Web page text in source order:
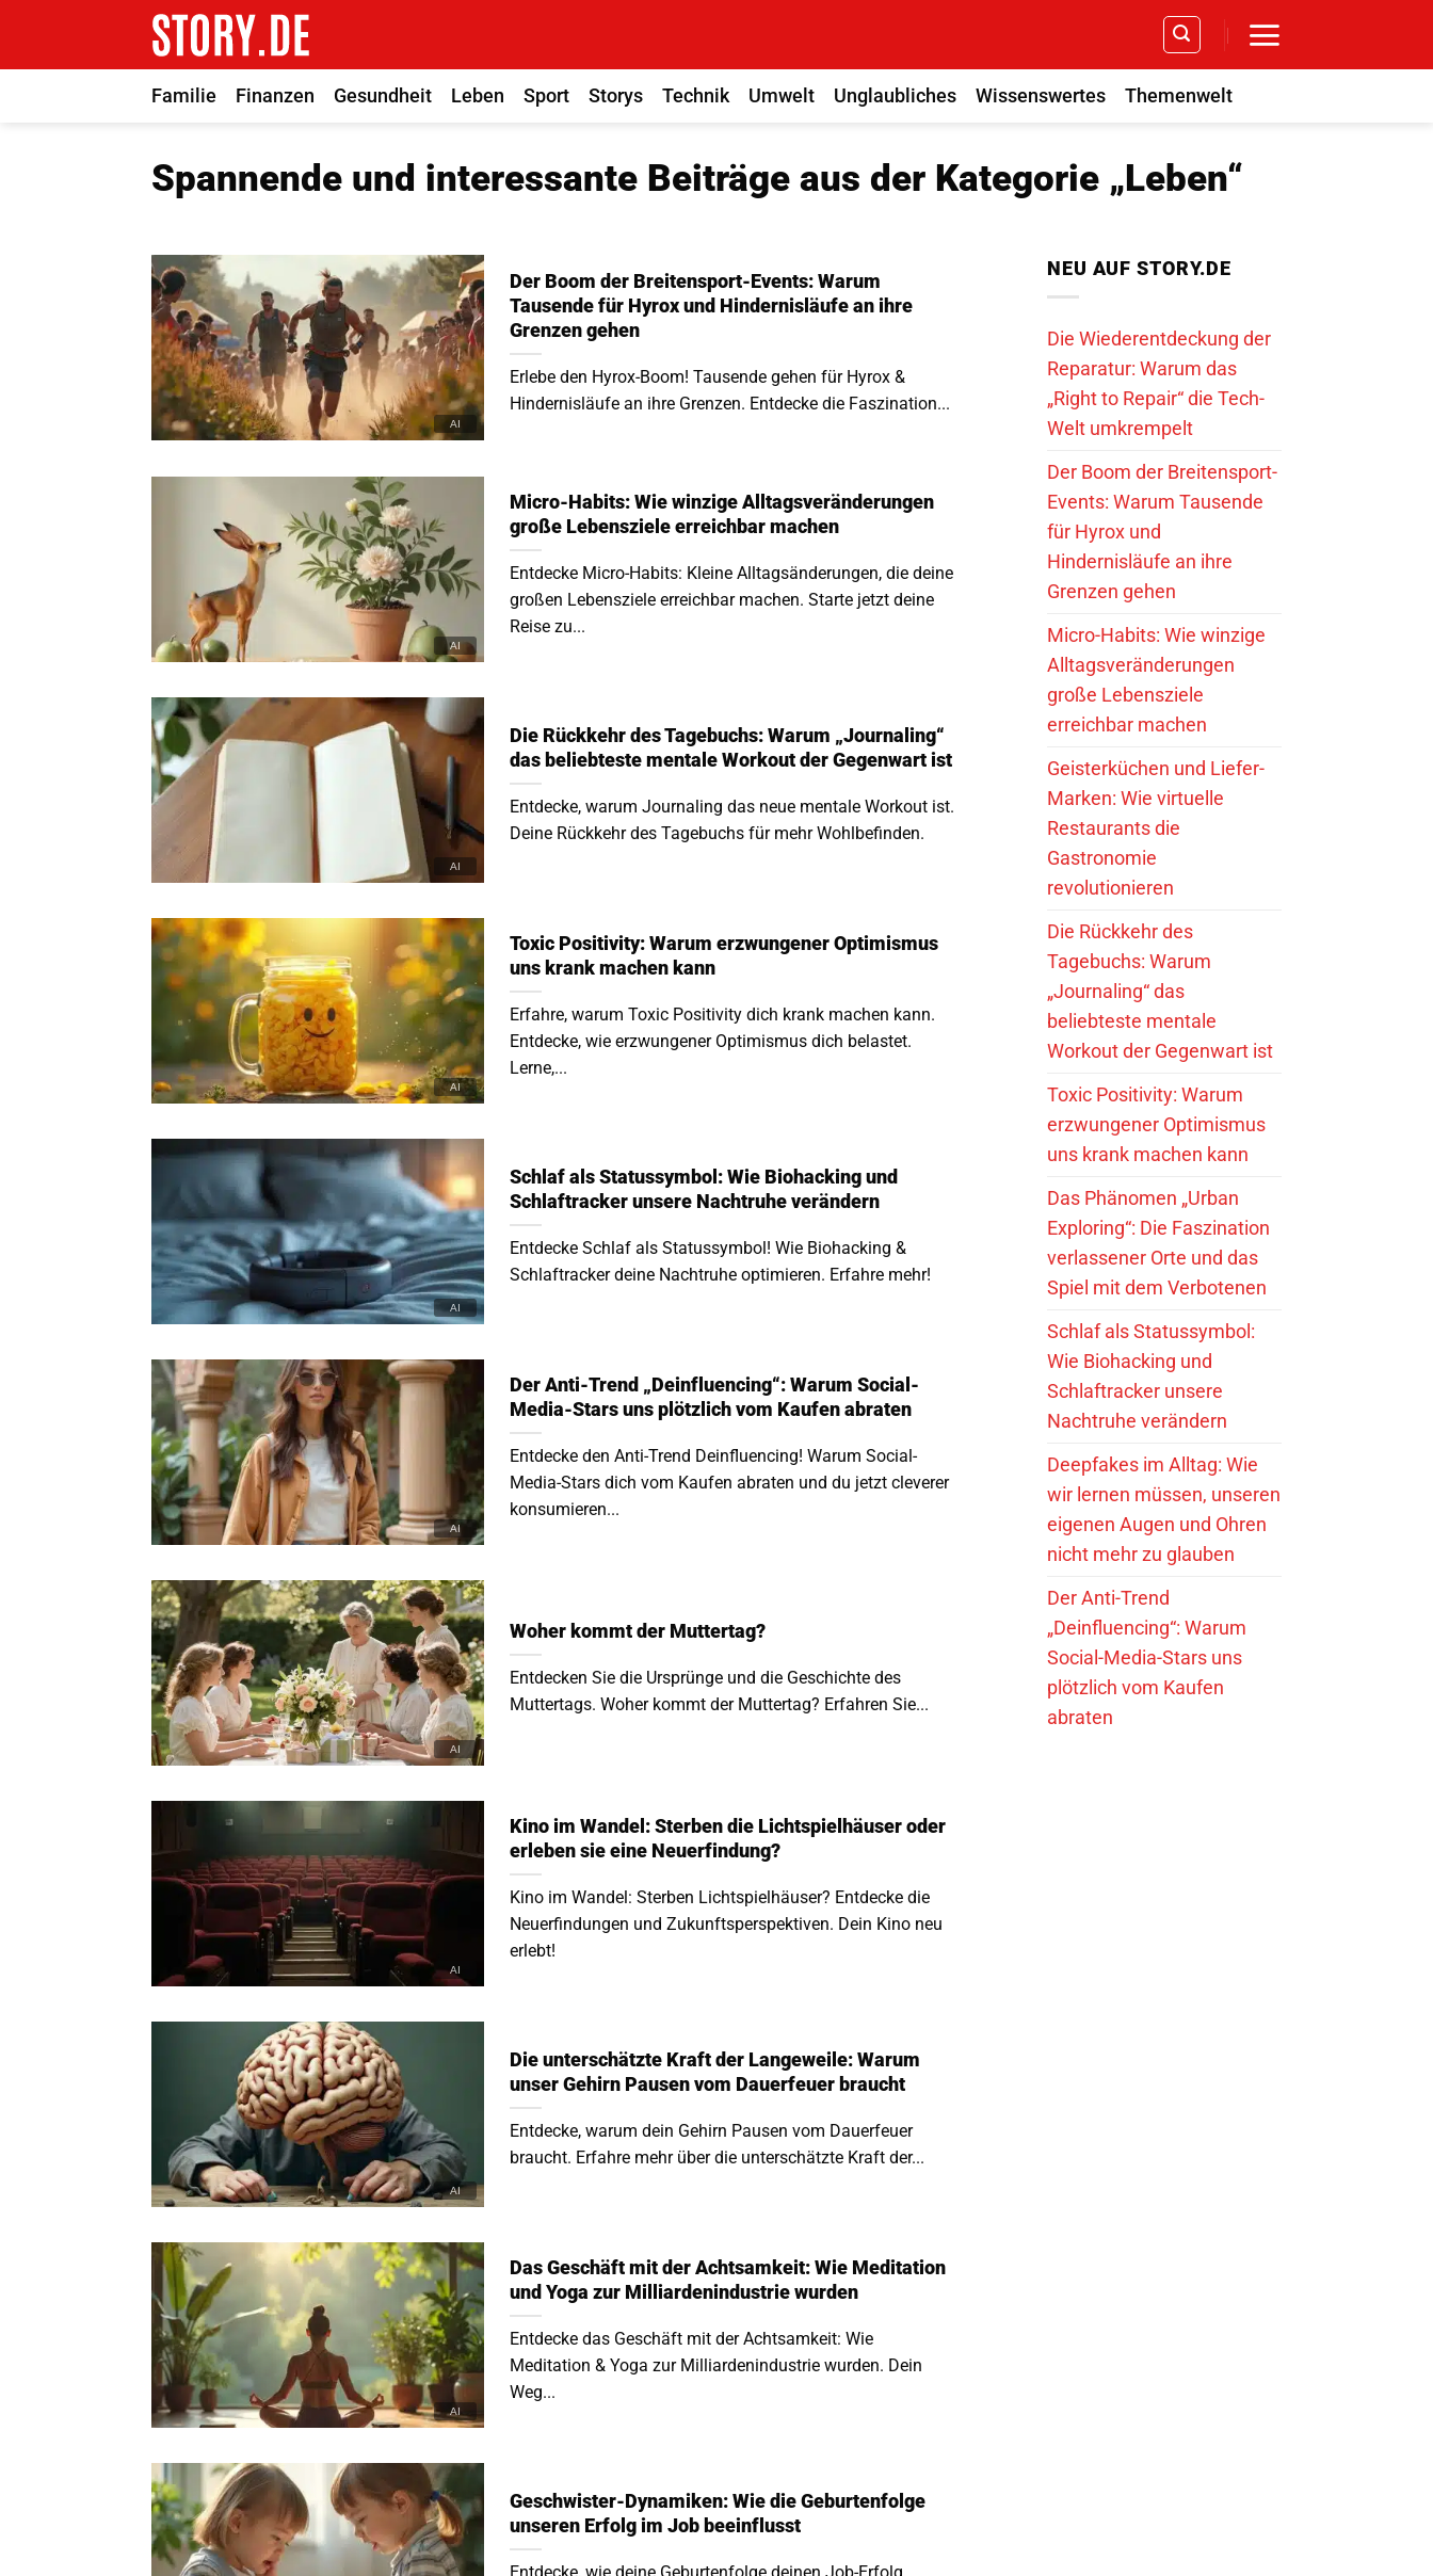
springen
Familie
Finanzen Gesundheit Leben Sport Storys Technik Umwelt Unglaubliches Wissenswertes Themenwelt
Spannende und interessante Beiträge aus der Kategorie „Leben“
Der Boom der Breitensport-Events: Warum
Tausende für Hyrox und Hindernisläufe an ihre
Grenzen gehen
Erlebe den Hyrox-Boom! Tausende gehen für Hyrox &
Hindernisläufe an ihre Grenzen. Entdecke die Faszination...
Micro-Habits: Wie winzige Alltagsveränderungen
große Lebensziele erreichbar machen
Entdecke Micro-Habits: Kleine Alltagsänderungen, die deine
großen Lebensziele erreichbar machen. Starte jetzt deine
Reise zu...
Die Rückkehr des Tagebuchs: Warum „Journaling“
das beliebteste mentale Workout der Gegenwart ist
Entdecke, warum Journaling das neue mentale Workout ist.
Deine Rückkehr des Tagebuchs für mehr Wohlbefinden.
Toxic Positivity: Warum erzwungener Optimismus
uns krank machen kann
Erfahre, warum Toxic Positivity dich krank machen kann.
Entdecke, wie erzwungener Optimismus dich belastet.
Lerne,...
Schlaf als Statussymbol: Wie Biohacking und
Schlaftracker unsere Nachtruhe verändern
Entdecke Schlaf als Statussymbol! Wie Biohacking &
Schlaftracker deine Nachtruhe optimieren. Erfahre mehr!
Der Anti-Trend „Deinfluencing“: Warum Social-
Media-Stars uns plötzlich vom Kaufen abraten
Entdecke den Anti-Trend Deinfluencing! Warum Social-
Media-Stars dich vom Kaufen abraten und du jetzt cleverer
konsumieren...
Woher kommt der Muttertag?
Entdecken Sie die Ursprünge und die Geschichte des
Muttertags. Woher kommt der Muttertag? Erfahren Sie...
Kino im Wandel: Sterben die Lichtspielhäuser oder
erleben sie eine Neuerfindung?
Kino im Wandel: Sterben Lichtspielhäuser? Entdecke die
Neuerfindungen und Zukunftsperspektiven. Dein Kino neu
erlebt!
Die unterschätzte Kraft der Langeweile: Warum
unser Gehirn Pausen vom Dauerfeuer braucht
Entdecke, warum dein Gehirn Pausen vom Dauerfeuer
braucht. Erfahre mehr über die unterschätzte Kraft der...
Das Geschäft mit der Achtsamkeit: Wie Meditation
und Yoga zur Milliardenindustrie wurden
Entdecke das Geschäft mit der Achtsamkeit: Wie
Meditation & Yoga zur Milliardenindustrie wurden. Dein
Weg...
Geschwister-Dynamiken: Wie die Geburtenfolge
unseren Erfolg im Job beeinflusst
NEU AUF STORY.DE
Die Wiederentdeckung der
Reparatur: Warum das
„Right to Repair“ die Tech-
Welt umkrempelt
Der Boom der Breitensport-
Events: Warum Tausende
für Hyrox und
Hindernisläufe an ihre
Grenzen gehen
Micro-Habits: Wie winzige
Alltagsveränderungen
große Lebensziele
erreichbar machen
Geisterküchen und Liefer-
Marken: Wie virtuelle
Restaurants die
Gastronomie
revolutionieren
Die Rückkehr des
Tagebuchs: Warum
„Journaling“ das
beliebteste mentale
Workout der Gegenwart ist
Toxic Positivity: Warum
erzwungener Optimismus
uns krank machen kann
Das Phänomen „Urban
Exploring“: Die Faszination
verlassener Orte und das
Spiel mit dem Verbotenen
Schlaf als Statussymbol:
Wie Biohacking und
Schlaftracker unsere
Nachtruhe verändern
Deepfakes im Alltag: Wie
wir lernen müssen, unseren
eigenen Augen und Ohren
nicht mehr zu glauben
Der Anti-Trend
„Deinfluencing“: Warum
Social-Media-Stars uns
plötzlich vom Kaufen
abraten